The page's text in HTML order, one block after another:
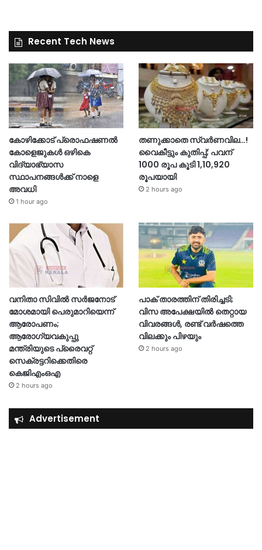
Recent Tech News
കോഴിക്കോട് പ്രൊഫഷണൽ
കോളെജുകൾ ഒഴികെ
വിദ്യാഭ്യാസ
സ്ഥാപനങ്ങൾക്ക് നാളെ
അവധി
1 hour ago
തണുക്കാതെ സ്വർണവില…!
വൈകീട്ടും കുതിപ്പ്; പവന്
1000 രൂപ കൂടി 1,10,920
രൂപയായി
2 hours ago
വനിതാ സിവിൽ സർജനോട്
മോശമായി പെരുമാറിയെന്ന്
ആരോപണം;
ആരോഗ്യവകുപ്പു
മന്ത്രിയുടെ പ്രൈവറ്റ്
സെക്രട്ടറിക്കെതിരെ
കെജിഎംഒഎ
2 hours ago
പാക് താരത്തിന് തിരിച്ചടി;
വിസ അപേക്ഷയിൽ തെറ്റായ
വിവരങ്ങൾ, രണ്ട് വർഷത്തെ
വിലക്കും പിഴയും
2 hours ago
Advertisement